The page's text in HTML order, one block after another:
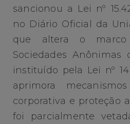
sancionou a Lei nº
no Diário Oficial da
que altera o marco
Sociedades Anônimas
instituído pela Lei nº
aprimora
corporativa e proteção
foi parcialmente